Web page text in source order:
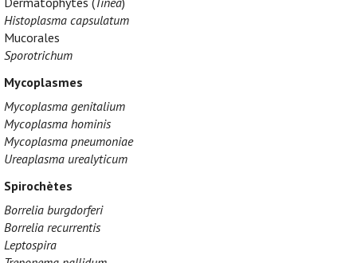
Histoplasma capsulatum
Mucorales
Sporotrichum
Mycoplasmes
Mycoplasma genitalium
Mycoplasma hominis
Mycoplasma pneumoniae
Ureaplasma urealyticum
Spirochètes
Borrelia burgdorferi
Borrelia recurrentis
Leptospira